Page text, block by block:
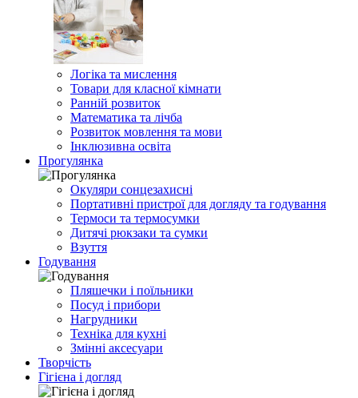
Логіка та мислення
Товари для класної кімнати
Ранній розвиток
Математика та лічба
Розвиток мовлення та мови
Інклюзивна освіта
Прогулянка
Окуляри сонцезахисні
Портативні пристрої для догляду та годування
Термоси та термосумки
Дитячі рюкзаки та сумки
Взуття
Годування
Пляшечки і поїльники
Посуд і прибори
Нагрудники
Техніка для кухні
Змінні аксесуари
Творчість
Гігієна і догляд